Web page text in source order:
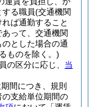
る職員(交通機関
ば通勤すること
って、交通機関
とした場合の通
ものを除く。)
の区分に応じ、 当
間につき、規則
支給単位期間の